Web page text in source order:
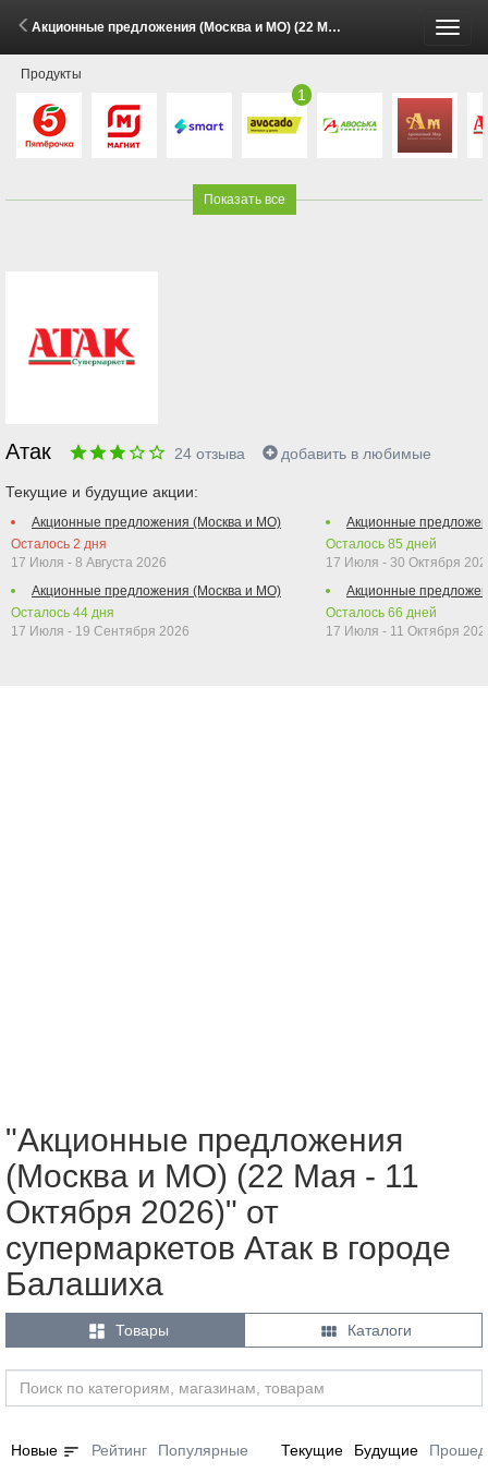
Акционные предложения (Москва и МО) (22 Мая - 11 Октября 2026)
Продукты
1
Показать все
Атак 24 отзыва добавить в любимые
Текущие и будущие акции:
Акционные предложения (Москва и МО)
Осталось 2 дня
17 Июля - 8 Августа 2026
Акционные предложения (Москва и МО)
Осталось 44 дня
17 Июля - 19 Сентября 2026
Акционные
Осталось 85 дней
17 Июля - 30 Октября
Акционные
Осталось 66 дней
17 Июля - 11 Октября
"Акционные предложения
(Москва и МО) (22 Мая - 11
Октября 2026)" от
супермаркетов Атак в городе
Балашиха
 Товары  Каталоги
Новые sort Рейтинг Популярные Текущие Будущие